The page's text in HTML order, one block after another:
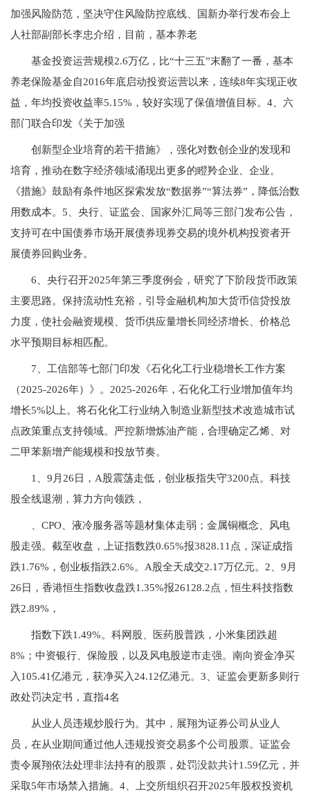
加强风险防范，坚决守住风险防控底线、国新办举行发布会上
人社部副部长李忠介绍，目前，基本养老
基金投资运营规模2.6万亿，比“十三五”末翻了一番，基本
养老保险基金自2016年底启动投资运营以来，连续8年实现正收
益，年均投资收益率5.15%，较好实现了保值增值目标。4、六
部门联合印发《关于加强
创新型企业培育的若干措施》，强化对数创企业的发现和
培育，推动在数字经济领域涌现出更多的瞪羚企业、企业。
《措施》鼓励有条件地区探索发放“数据券”“算法券”，降低治数
用数成本。5、央行、证监会、国家外汇局等三部门发布公告，
支持可在中国债券市场开展债券现券交易的境外机构投资者开
展债券回购业务。
6、央行召开2025年第三季度例会，研究了下阶段货币政策
主要思路。保持流动性充裕，引导金融机构加大货币信贷投放
力度，使社会融资规模、货币供应量增长同经济增长、价格总
水平预期目标相匹配。
7、工信部等七部门印发《石化化工行业稳增长工作方案
（2025-2026年）》。2025-2026年，石化化工行业增加值年均
增长5%以上。将石化化工行业纳入制造业新型技术改造城市试
点政策重点支持领域。严控新增炼油产能，合理确定乙烯、对
二甲苯新增产能规模和投放节奏。
1、9月26日，A股震荡走低，创业板指失守3200点。科技
股全线退潮，算力方向领跌，
、CPO、液冷服务器等题材集体走弱；金属铜概念、风电
股走强。截至收盘，上证指数跌0.65%报3828.11点，深证成指
跌1.76%，创业板指跌2.6%。A股全天成交2.17万亿元。2、9月
26日，香港恒生指数收盘跌1.35%报26128.2点，恒生科技指数
跌2.89%，
指数下跌1.49%。科网股、医药股普跌，小米集团跌超
8%；中资银行、保险股，以及风电股逆市走强。南向资金净买
入105.41亿港元，获净买入24.12亿港元。3、证监会更新多则行
政处罚决定书，直指4名
从业人员违规炒股行为。其中，展翔为证券公司从业人
员，在从业期间通过他人违规投资交易多个公司股票。证监会
责令展翔依法处理非法持有的股票，处罚没款共计1.59亿元，并
采取5年市场禁入措施。4、上交所组织召开2025年股权投资机